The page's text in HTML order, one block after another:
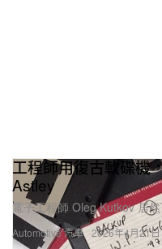
Automotive 汽車
工程師用復古軟碟機
Astley
電子工程師 Oleg Kutkov 居
2026年4月21日